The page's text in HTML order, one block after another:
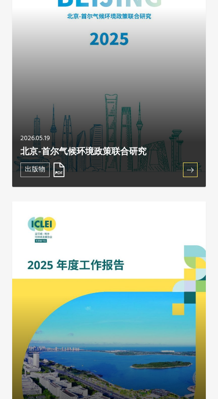
美国办公室
墨西哥、中美洲和加勒比海区秘书处
南亚秘书处
东南亚秘书处
2026.05.19
北京-首尔气候环境政策联合研究
出版物